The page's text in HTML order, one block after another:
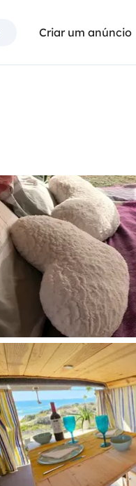
Criar um anúncio